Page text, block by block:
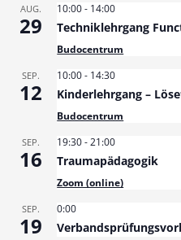
AUG.
29
10:00- 14:00
Techniklehrgang
Budocentrum
SEP.
12
10:00- 14:30
Kinderlehrgang –
Budocentrum
SEP.
16
19:30-21:00
Traumapädagogik
Zoom (online)
SEP.
19
0:00